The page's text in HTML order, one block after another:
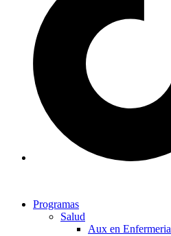
Programas
Salud
Aux en Enfermeria